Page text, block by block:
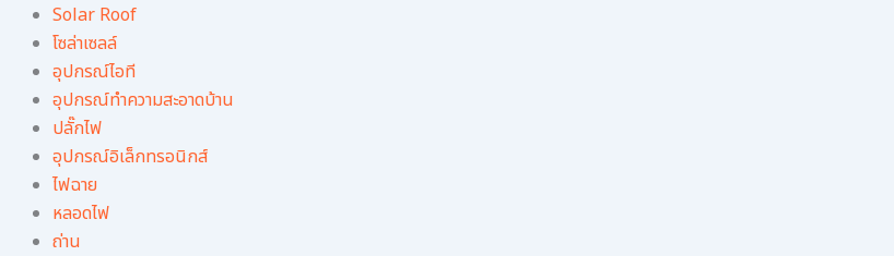
Solar Roof
โซล่าเซลล์
อุปกรณ์ไอที
อุปกรณ์ทําความสะอาดบ้าน
ปลั๊กไฟ
อุปกรณ์อิเล็กทรอนิกส์
ไฟฉาย
หลอดไฟ
ถ่าน